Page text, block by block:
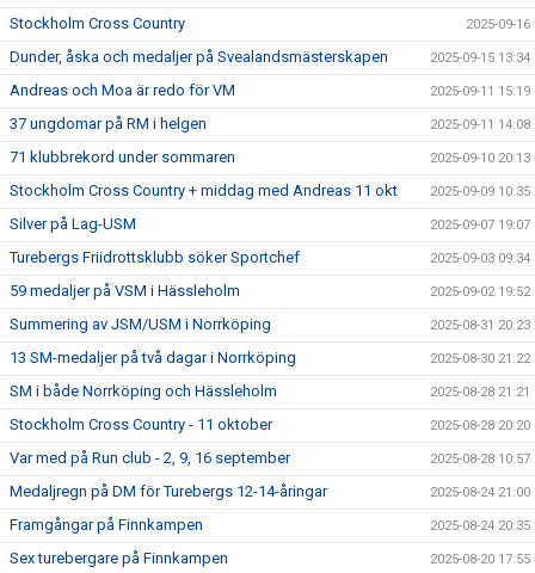
Stockholm Cross Country 2025-09-16
Dunder, åska och medaljer på Svealandsmästerskapen 2025-09-15 13:34
Andreas och Moa är redo för VM 2025-09-11 15:19
37 ungdomar på RM i helgen 2025-09-11 14:08
71 klubbrekord under sommaren 2025-09-10 20:13
Stockholm Cross Country + middag med Andreas 11 okt 2025-09-09 10:35
Silver på Lag-USM 2025-09-07 19:07
Turebergs Friidrottsklubb söker Sportchef 2025-09-03 09:34
59 medaljer på VSM i Hässleholm 2025-09-02 19:52
Summering av JSM/USM i Norrköping 2025-08-31 20:23
13 SM-medaljer på två dagar i Norrköping 2025-08-30 21:22
SM i både Norrköping och Hässleholm 2025-08-28 21:21
Stockholm Cross Country - 11 oktober 2025-08-28 20:20
Var med på Run club - 2, 9, 16 september 2025-08-28 10:57
Medaljregn på DM för Turebergs 12-14-åringar 2025-08-24 21:00
Framgångar på Finnkampen 2025-08-24 20:35
Sex turebergare på Finnkampen 2025-08-20 17:55